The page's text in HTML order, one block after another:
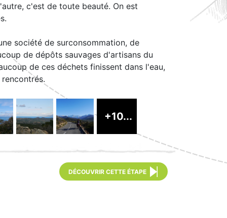
c'est de toute beauté. On est
société de surconsommation, de
de dépôts sauvages d'artisans du
de ces déchets finissent dans l'eau,
+10...
DÉCOUVRIR CETTE ÉTAPE